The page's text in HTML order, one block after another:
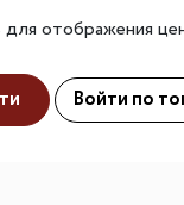
отображения
Войти по